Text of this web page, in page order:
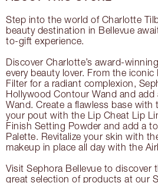
Step into the world of Charlotte
beauty destination in Bellevue
to-gift experience.
Discover Charlotte’s award-
every beauty lover. From the
Filter for a radiant complexion,
Hollywood Contour Wand and
Wand. Create a flawless base
your pout with the Lip Cheat Lip
Finish Setting Powder and add a
Palette. Revitalize your skin with
makeup in place all day with the
Visit Sephora Bellevue to discover
great selection of products at our